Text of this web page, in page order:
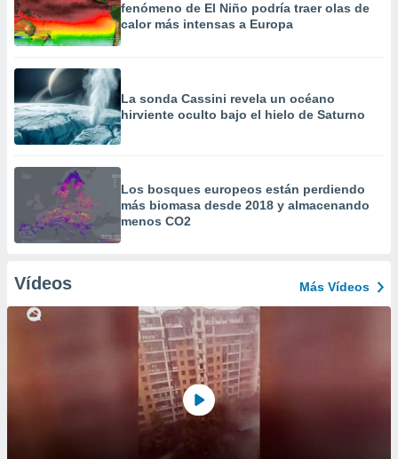
fenómeno de El Niño podría traer olas de
calor más intensas a Europa
La sonda Cassini revela un océano
hirviente oculto bajo el hielo de Saturno
Los bosques europeos están perdiendo
más biomasa desde 2018 y almacenando
menos CO2
Vídeos Más Vídeos